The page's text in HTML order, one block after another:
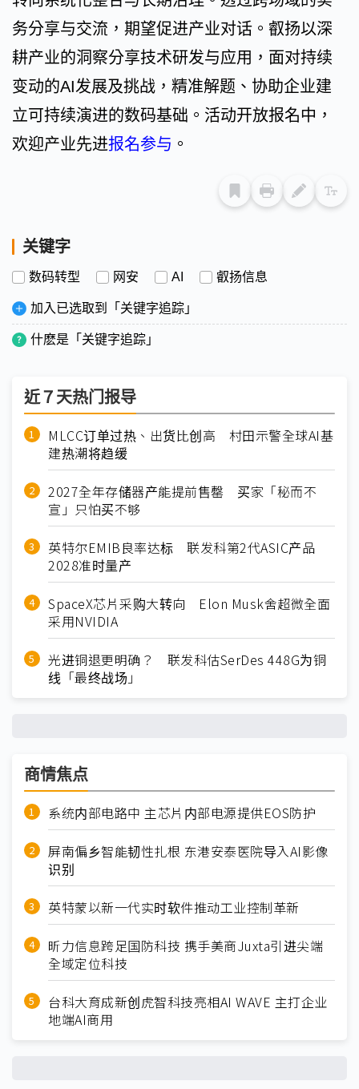
务分享与交流，期望促进产业对话。叡扬以深
耕产业的洞察分享技术研发与应用，面对持续
变动的AI发展及挑战，精准解题、协助企业建
立可持续演进的数码基础。活动开放报名中，
欢迎产业先进报名参与 。
关键字
数码转型 网安 AI 叡扬信息
加入已选取到「关键字追踪」
什麽是「关键字追踪」
近７天热门报导
MLCC订单过热、出货比创高 村田示警全球AI基
建热潮将趋缓
2027全年存储器产能提前售罄 买家「秘而不
宣」只怕买不够
英特尔EMIB良率达标 联发科第2代ASIC产品
2028准时量产
SpaceX芯片采购大转向 Elon Musk舍超微全面
采用NVIDIA
光进铜退更明确？ 联发科估SerDes 448G为铜
线「最终战场」
商情焦点
系统内部电路中 主芯片内部电源提供EOS防护
屏南偏乡智能韧性扎根 东港安泰医院导入AI影像
识别
英特蒙以新一代实时软件推动工业控制革新
昕力信息跨足国防科技 携手美商Juxta引进尖端
全域定位科技
台科大育成新创虎智科技亮相AI WAVE 主打企业
地端AI商用